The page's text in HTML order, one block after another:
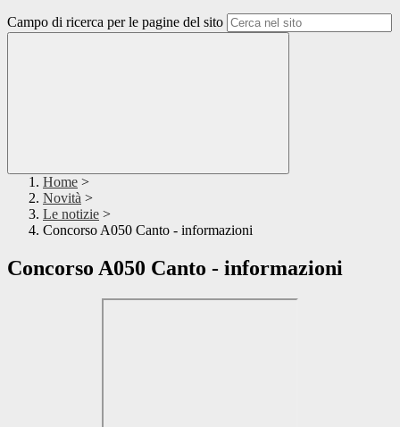
Campo di ricerca per le pagine del sito
Home >
Novità >
Le notizie >
Concorso A050 Canto - informazioni
Concorso A050 Canto - informazioni